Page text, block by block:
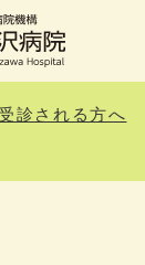
診される方へ